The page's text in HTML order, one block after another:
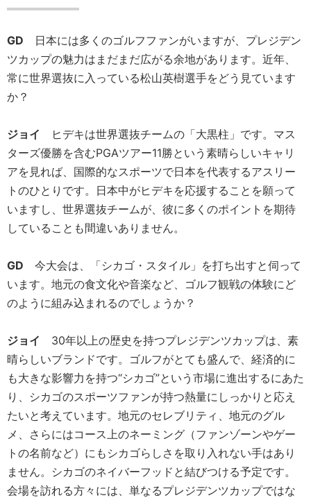
GD 日本には多くのゴルフファンがいますが、プレジデン
ツカップの魅力はまだまだ広がる余地があります。近年、
常に世界選抜に入っている松山英樹選手をどう見ています
か？
ジョイ
ヒデキは世界選抜チームの「大黒柱」です。マス
ターズ優勝を含むPGAツアー11勝という素晴らしいキャリ
アを見れば、国際的なスポーツで日本を代表するアスリー
トのひとりです。日本中がヒデキを応援することを願って
いますし、世界選抜チームが、彼に多くのポイントを期待
していることも間違いありません。
GD 今大会は、「シカゴ・スタイル」を打ち出すと伺って
います。地元の食文化や音楽など、ゴルフ観戦の体験にど
のように組み込まれるのでしょうか？
ジョイ 30年以上の歴史を持つプレジデンツカップは、素
晴らしいブランドです。ゴルフがとても盛んで、経済的に
も大きな影響力を持つ“シカゴ”という市場に進出するにあた
り、シカゴのスポーツファンが持つ熱量にしっかりと応え
たいと考えています。地元のセレブリティ、地元のグル
メ、さらにはコース上のネーミング（ファンゾーンやゲー
トの名前など）にもシカゴらしさを取り入れない手はあり
ません。シカゴのネイバーフッドと結びつける予定です。
会場を訪れる方々には、単なるプレジデンツカップではな